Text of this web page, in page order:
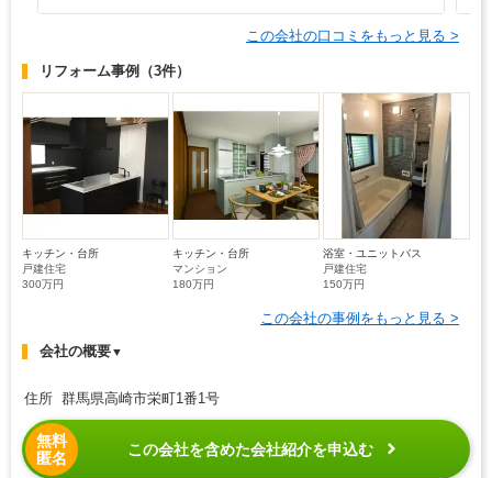
この会社の口コミをもっと見る >
リフォーム事例 （3件）
キッチン・台所
戸建住宅
300万円
キッチン・台所
マンション
180万円
浴室・ユニットバス
戸建住宅
150万円
この会社の事例をもっと見る >
会社の概要▼
住所 群馬県高崎市栄町1番1号
無料
匿名
この会社を含めた会社紹介を申込む